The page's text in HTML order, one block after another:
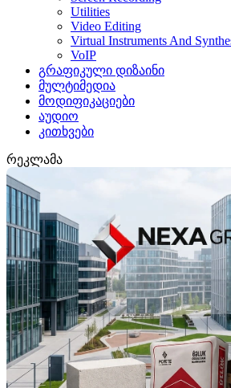
Utilities
Video Editing
Virtual Instruments And
VoIP
გრაფიკული დიზაინი
მულტიმედია
მოდიფიკაციები
აუდიო
კითხვები
რეკლამა